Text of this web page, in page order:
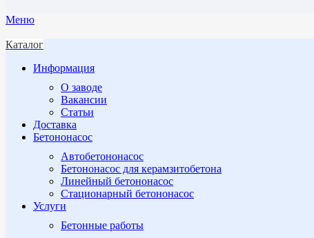
Меню
Каталог
Информация
О заводе
Вакансии
Статьи
Доставка
Бетононасос
Автобетононасос
Бетононасос для керамзитобетона
Линейный бетононасос
Стационарный бетононасос
Услуги
Бетонные работы